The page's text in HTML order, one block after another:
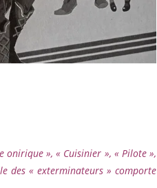
onirique », « Cuisinier », « Pilote »,
des « exterminateurs » comporte